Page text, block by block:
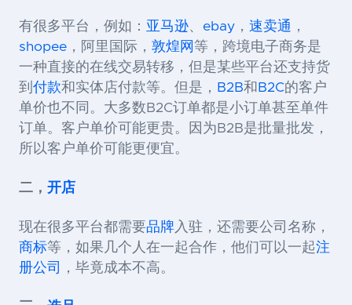
有很多平台，例如： 亚马逊、 ebay ， 速卖通 ，
shopee ，阿里国际， 敦煌网 等，跨境电子商务是
一种直接的在线交易转移，但是某些平台还支持货
到 付款和实体店付款等。但是， B2B和 B2C的客户
单价也不同。大多数B2C订单都是小订单甚至单件
订单。客户单价可能更贵。因为B2B是批量批发，
所以客户单价可能更便宜。
二， 开店
现在很多平台都需要品牌 入驻，还需要公司名称，
商标等，如果几个人在一起合作，他们可以一起注
册公司
，毕竟成本不高。